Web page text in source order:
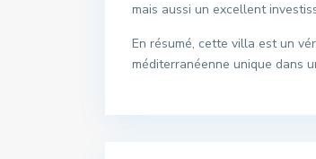
mais aussi un excellent
En résumé, cette villa est un
méditerranéenne unique dans